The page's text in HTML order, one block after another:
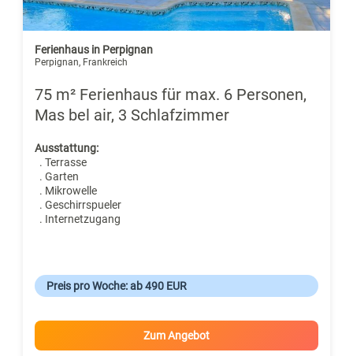
Ferienhaus in Perpignan
Perpignan, Frankreich
75 m² Ferienhaus für max. 6 Personen,
Mas bel air, 3 Schlafzimmer
Ausstattung:
. Terrasse
. Garten
. Mikrowelle
. Geschirrspueler
. Internetzugang
Preis pro Woche: ab 490 EUR
Zum Angebot